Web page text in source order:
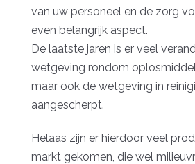
van uw personeel en de zorg
even belangrijk aspect.
De laatste jaren is er veel
wetgeving rondom
maar ook de wetgeving in
aangescherpt.
Helaas zijn er hierdoor veel
markt gekomen, die wel